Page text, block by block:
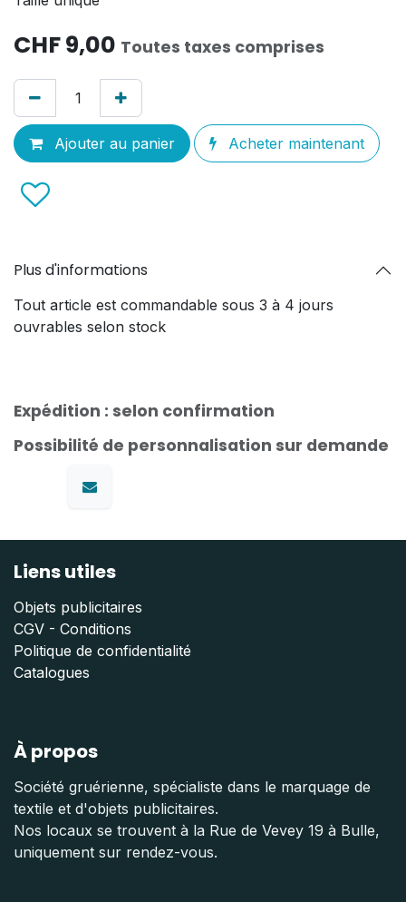
CHF9,00 Toutes taxes comprises
Ajouter au panier Acheter maintenant
Plus d'informations
Tout article est commandable sous 3 à 4 jours
ouvrables selon stock
Expédition : selon confirmation
Possibilité de personnalisation sur demande
Liens utiles
Objets publicitaires
CGV - Conditions
Politique de confidentialité
Catalogues
À propos
Société gruérienne, spécialiste dans le marquage de
textile et d'objets publicitaires.
Nos locaux se trouvent à la Rue de Vevey 19 à Bulle,
uniquement sur rendez-vous.